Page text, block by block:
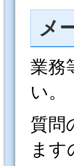
メ
業務
い。
質問
ます